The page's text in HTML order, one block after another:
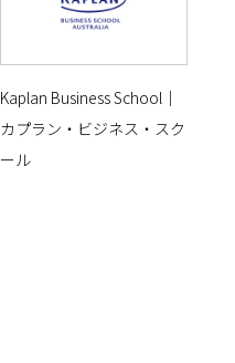
Kaplan Business School｜
カプラン・ビジネス・スク
ール